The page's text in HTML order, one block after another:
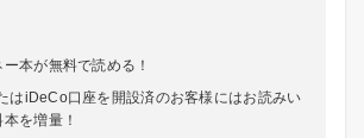
本が無料で読める！
はiDeCo口座を開設済のお客様にはお読みい
を増量！